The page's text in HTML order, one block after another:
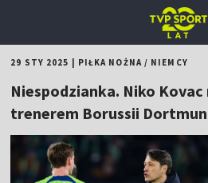
29 STY 2025 PIŁKA NOŻNA/ NIEMCY
Niespodzianka. Niko
trenerem Borussii